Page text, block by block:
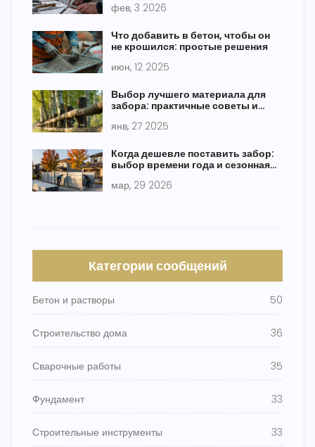
фев, 3 2026
Что добавить в бетон, чтобы он
не крошился: простые решения
июн, 12 2025
Выбор лучшего материала для
забора: практичные советы и
янв, 27 2025
Когда дешевле поставить забор:
выбор времени года и сезонная
мар, 29 2026
Категории сообщений
Бетон и растворы 50
Строительство дома 36
Сварочные работы 35
Фундамент 33
Строительные инструменты 33